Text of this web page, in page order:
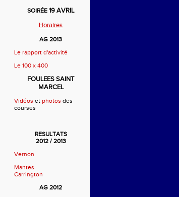
SOIRÉE 19 AVRIL
Horaires
AG 2013
Le rapport d'activité
Le 100 x 400
FOULEES SAINT
MARCEL
Vidéos et photos des
courses
RESULTATS
2012 / 2013
Vernon
Mantes
Carrington
AG 2012